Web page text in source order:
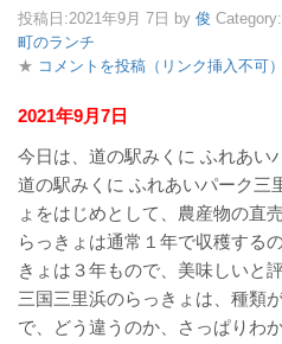
投稿日:2021年9月 7日 by 俊 Category:
町のランチ
★ コメントを投稿（リンク挿入不可）
2021年9月7日
今日は、道の駅みくに ふれあい
道の駅みくに ふれあいパーク三
ょをはじめとして、農産物の直
らっきょは通常１年で収穫する
きょは３年もので、美味しいと
三国三里浜のらっきょは、種類
で、どう違うのか、さっぱりわ